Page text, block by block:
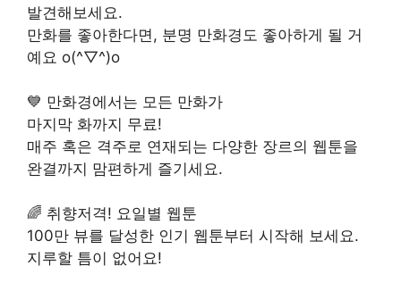
발견해보세요.
만화를 좋아한다면, 분명 만화경도 좋아하게 될 거
예요 o(^▽^)o
💙 만화경에서는 모든 만화가
마지막 화까지 무료!
매주 혹은 격주로 연재되는 다양한 장르의 웹툰을
완결까지 맘편하게 즐기세요.
🌈 취향저격! 요일별 웹툰
100만 뷰를 달성한 인기 웹툰부터 시작해 보세요.
지루할 틈이 없어요!